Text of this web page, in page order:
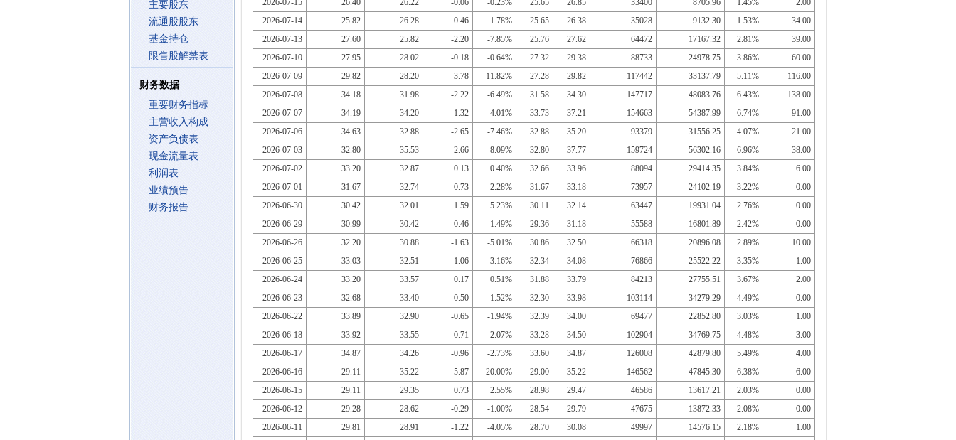
主要股东
流通股股东
基金持仓
限售股解禁表
财务数据
重要财务指标
主营收入构成
资产负债表
现金流量表
利润表
业绩预告
财务报告
2026-07-15
26.40 26.22 -0.06 -0.23% 25.65 26.85 33400 8705.96 1.45%
2.00
2026-07-14
25.82 26.28 0.46 1.78% 25.65 26.38 35028 9132.30 1.53%
34.00
2026-07-13
27.60 25.82 -2.20 -7.85% 25.76 27.62 64472 17167.32 2.81%
39.00
2026-07-10
27.95 28.02 -0.18 -0.64% 27.32 29.38 88733 24978.75 3.86%
60.00
2026-07-09
29.82 28.20 -3.78 -11.82% 27.28 29.82 117442 33137.79 5.11%
116.00
2026-07-08
34.18 31.98 -2.22 -6.49% 31.58 34.30 147717 48083.76 6.43%
138.00
2026-07-07
34.19 34.20 1.32 4.01% 33.73 37.21 154663 54387.99 6.74%
91.00
2026-07-06
34.63 32.88 -2.65 -7.46% 32.88 35.20 93379 31556.25 4.07%
21.00
2026-07-03
32.80 35.53 2.66 8.09% 32.80 37.77 159724 56302.16 6.96%
38.00
2026-07-02
33.20 32.87 0.13 0.40% 32.66 33.96 88094 29414.35 3.84%
6.00
2026-07-01
31.67 32.74 0.73 2.28% 31.67 33.18 73957 24102.19 3.22%
0.00
2026-06-30
30.42 32.01 1.59 5.23% 30.11 32.14 63447 19931.04 2.76%
0.00
2026-06-29
30.99 30.42 -0.46 -1.49% 29.36 31.18 55588 16801.89 2.42%
0.00
2026-06-26
32.20 30.88 -1.63 -5.01% 30.86 32.50 66318 20896.08 2.89%
10.00
2026-06-25
33.03 32.51 -1.06 -3.16% 32.34 34.08 76866 25522.22 3.35%
1.00
2026-06-24
33.20 33.57 0.17 0.51% 31.88 33.79 84213 27755.51 3.67%
2.00
2026-06-23
32.68 33.40 0.50 1.52% 32.30 33.98 103114 34279.29 4.49%
0.00
2026-06-22
33.89 32.90 -0.65 -1.94% 32.39 34.00 69477 22852.80 3.03%
1.00
2026-06-18
33.92 33.55 -0.71 -2.07% 33.28 34.50 102904 34769.75 4.48%
3.00
2026-06-17
34.87 34.26 -0.96 -2.73% 33.60 34.87 126008 42879.80 5.49%
4.00
2026-06-16
29.11 35.22 5.87 20.00% 29.00 35.22 146562 47845.30 6.38%
6.00
2026-06-15
29.11 29.35 0.73 2.55% 28.98 29.47 46586 13617.21 2.03%
0.00
2026-06-12
29.28 28.62 -0.29 -1.00% 28.54 29.79 47675 13872.33 2.08%
0.00
2026-06-11
29.81 28.91 -1.22 -4.05% 28.70 30.08 49997 14576.15 2.18%
1.00